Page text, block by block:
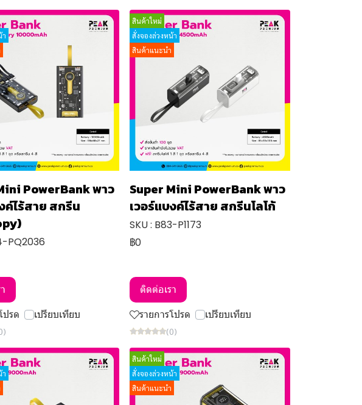
PowerBank พาว
ค์ไร้สาย สกรีน
PQ2036
ปรด
เปรียบเทียบ
สินค้าใหม่
สั่งจองล่วงหน้า
สินค้าแนะนำ
Super Mini PowerBank พาว
เวอร์แบงค์ไร้สาย สกรีนโลโก้
SKU : B83-P1173
฿0
ติดต่อเรา
รายการโปรด
เปรียบเทียบ
(0)
สินค้าใหม่
สั่งจองล่วงหน้า
สินค้าแนะนำ